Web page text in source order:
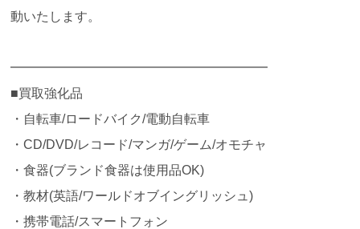
動いたします。
━━━━━━━━━━━━━━━━━━━━
■買取強化品
・自転車/ロードバイク/電動自転車
・CD/DVD/レコード/マンガ/ゲーム/オモチャ
・食器(ブランド食器は使用品OK)
・教材(英語/ワールドオブイングリッシュ)
・携帯電話/スマートフォン